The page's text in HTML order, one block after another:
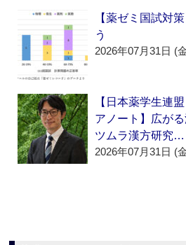
【薬ゼミ国試対
う
2026年07月31日 (
【日本薬学生連
アノート】広が
ツムラ漢方研究…
2026年07月31日 (